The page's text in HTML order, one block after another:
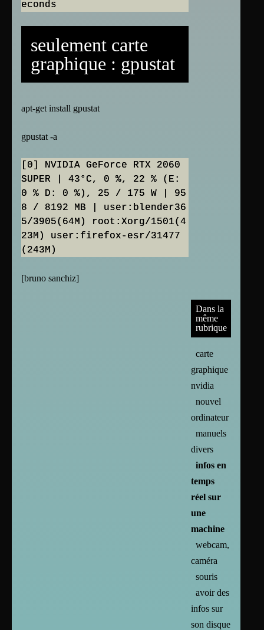
seulement carte
graphique : gpustat
apt-get install gpustat
gpustat -a
[0] NVIDIA GeForce RTX 2060
SUPER | 43°C, 0 %, 22 % (E:
0 % D: 0 %), 25 / 175 W | 95
8 / 8192 MB | user:blender36
5/3905(64M) root:Xorg/1501(4
23M) user:firefox-esr/31477
[bruno sanchiz]
Dans la
même
rubrique
carte
graphique :
nvidia
nouvel
ordinateur
manuels
divers
infos en
temps
réel sur
une
machine
webcam,
caméra
souris
avoir des
infos sur
son disque